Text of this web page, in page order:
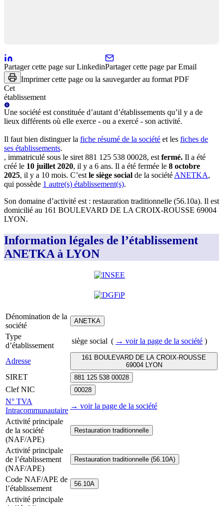
Partager cette page sur LinkedinPartager cette page par Email
Imprimer cette page ou la sauvegarder au format PDF
Cet
établissement
Une société est constituée d’autant d’établissements qu’il y a de
lieux différents où elle exerce - ou a exercé - son activité.
Il faut bien distinguer la fiche résumé de la société et les fiches de
ses établissements.
, immatriculé sous le siret 881 125 538 00028, est fermé. Il a été
créé le 10 juillet 2020, il y a 6 ans. Il a été fermée le 8 octobre
2025, il y a 10 mois. C’est le siège social de la société ANETKA,
qui possède 1 autre(s) établissement(s).
Son domaine d’activité est : restauration traditionnelle (56.10a). Il est
domicilié au 161 BOULEVARD DE LA CROIX-ROUSSE 69004
LYON.
Information légales de l’établissement
ANETKA à LYON
Dénomination de la
société
ANETKA
Type
d’établissement
siège social ( → voir la page de la société )
Adresse
161 BOULEVARD DE LA CROIX-ROUSSE
69004 LYON
SIRET 881 125 538 00028
Clef NIC 00028
N° TVA
Intracommunautaire
→ voir la page de la société
Activité principale
de la société
(NAF/APE)
Restauration traditionnelle
Activité principale
de l’établissement
(NAF/APE)
Restauration traditionnelle (56.10A)
Code NAF/APE de
l’établissement
56.10A
Activité principale